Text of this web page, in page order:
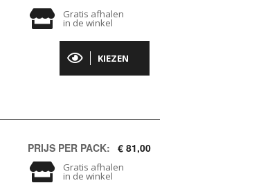
Gratis afhalen
in de winkel
KIEZEN
PRIJS PER PACK: € 81,00
Gratis afhalen
in de winkel